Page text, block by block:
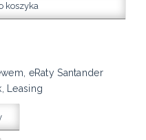
koszyka
eRaty Santander
Leasing